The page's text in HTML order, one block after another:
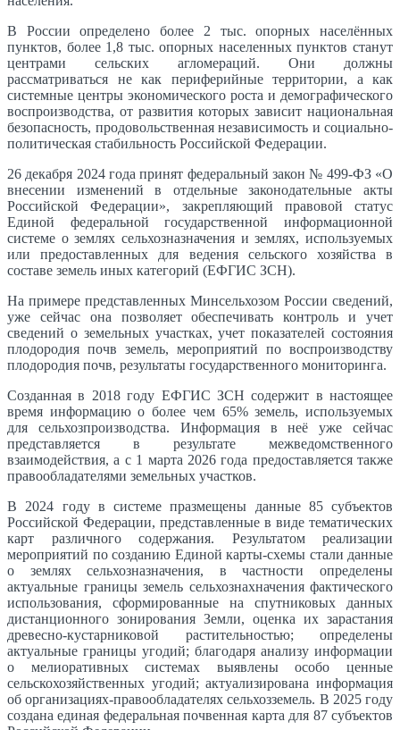
В России определено более 2 тыс. опорных населённых
пунктов, более 1,8 тыс. опорных населенных пунктов станут
центрами сельских агломераций. Они должны
рассматриваться не как периферийные территории, а как
системные центры экономического роста и демографического
воспроизводства, от развития которых зависит национальная
безопасность, продовольственная независимость и социально-
политическая стабильность Российской Федерации.
26 декабря 2024 года принят федеральный закон № 499-ФЗ «О
внесении изменений в отдельные законодательные акты
Российской Федерации», закрепляющий правовой статус
Единой федеральной государственной информационной
системе о землях сельхозназначения и землях, используемых
или предоставленных для ведения сельского хозяйства в
составе земель иных категорий (ЕФГИС ЗСН).
На примере представленных Минсельхозом России сведений,
уже сейчас она позволяет обеспечивать контроль и учет
сведений о земельных участках, учет показателей состояния
плодородия почв земель, мероприятий по воспроизводству
плодородия почв, результаты государственного мониторинга.
Созданная в 2018 году ЕФГИС ЗСН содержит в настоящее
время информацию о более чем 65% земель, используемых
для сельхозпроизводства. Информация в неё уже сейчас
представляется в результате межведомственного
взаимодействия, а с 1 марта 2026 года предоставляется также
правообладателями земельных участков.
В 2024 году в системе празмещены данные 85 субъектов
Российской Федерации, представленные в виде тематических
карт различного содержания. Результатом реализации
мероприятий по созданию Единой карты-схемы стали данные
о землях сельхозназначения, в частности определены
актуальные границы земель сельхознахначения фактического
использования, сформированные на спутниковых данных
дистанционного зонирования Земли, оценка их зарастания
древесно-кустарниковой растительностью; определены
актуальные границы угодий; благодаря анализу информации
о мелиоративных системах выявлены особо ценные
сельскохозяйственных угодий; актуализирована информация
об организациях-правообладателях сельхозземель. В 2025 году
создана единая федеральная почвенная карта для 87 субъектов